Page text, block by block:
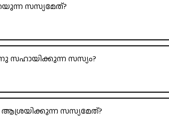
സസ്യമേത്?
സസ്യം?
സസ്യമേത്?